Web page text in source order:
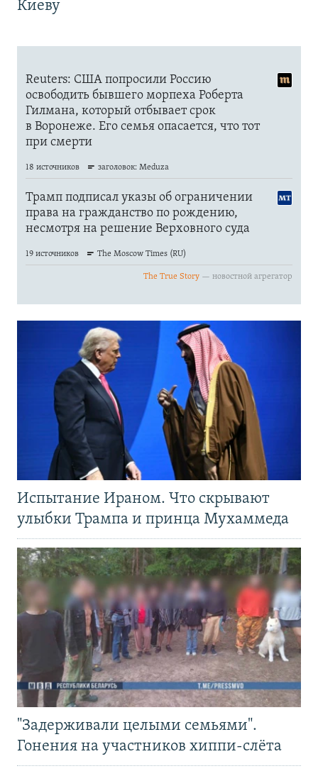
Киеву
Испытание Ираном. Что скрывают
улыбки Трампа и принца Мухаммеда
"Задерживали целыми семьями".
Гонения на участников хиппи-слёта